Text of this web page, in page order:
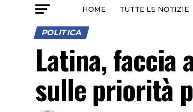
HOME TUTTE LE NOTIZIE
POLITICA
Latina, faccia
sulle priorità